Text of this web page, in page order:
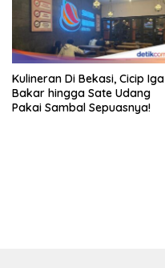
Kulineran Di Bekasi, Cicip Iga
Bakar hingga Sate Udang
Pakai Sambal Sepuasnya!